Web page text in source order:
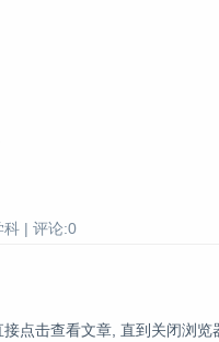
科 | 评论:0
点击查看文章, 直到关闭浏览